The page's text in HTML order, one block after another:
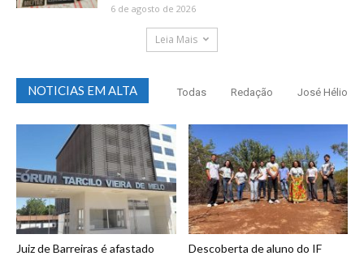
6 de agosto de 2026
Leia Mais
NOTICIAS EM ALTA Todas Redação José Hélio
Juiz de Barreiras é afastado
Descoberta de aluno do IF